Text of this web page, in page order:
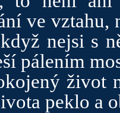
ve vztahu,
nejsi s
pálením
život
peklo a